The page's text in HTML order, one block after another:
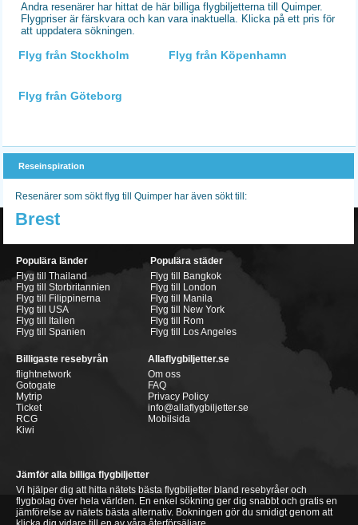
Andra resenärer har hittat de här billiga flygbiljetterna till Quimper.
Flygpriser är färskvara och kan vara inaktuella. Klicka på ett pris för
att uppdatera sökningen.
Flyg från Stockholm Flyg från Köpenhamn
Flyg från Göteborg
Reseinspiration
Resenärer som sökt flyg till Quimper har även sökt till:
Brest
Populära länder
Flyg till Thailand
Flyg till Storbritannien
Flyg till Filippinerna
Flyg till USA
Flyg till Italien
Flyg till Spanien
Populära städer
Flyg till Bangkok
Flyg till London
Flyg till Manila
Flyg till New York
Flyg till Rom
Flyg till Los Angeles
Billigaste resebyrån
flightnetwork
Gotogate
Mytrip
Ticket
RCG
Kiwi
Allaflygbiljetter.se
Om oss
FAQ
Privacy Policy
info@allaflygbiljetter.se
Mobilsida
Jämför alla billiga flygbiljetter
Vi hjälper dig att hitta nätets bästa flygbiljetter bland resebyråer och
flygbolag över hela världen. En enkel sökning ger dig snabbt och gratis en
jämförelse av nätets bästa alternativ. Bokningen gör du smidigt genom att